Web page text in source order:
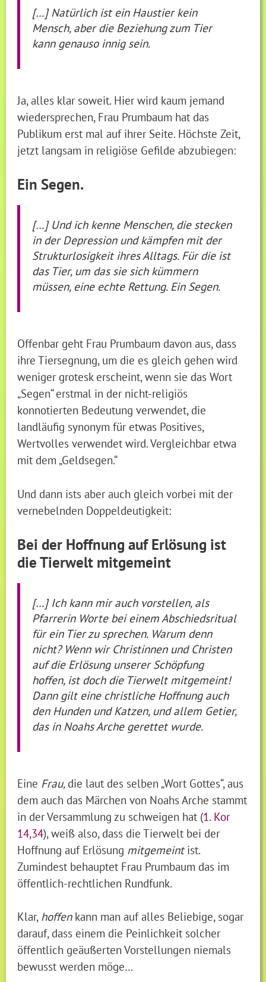
[…] Natürlich ist ein Haustier kein
Mensch, aber die Beziehung zum Tier
kann genauso innig sein.
Ja, alles klar soweit. Hier wird kaum jemand
wiedersprechen, Frau Prumbaum hat das
Publikum erst mal auf ihrer Seite. Höchste Zeit,
jetzt langsam in religiöse Gefilde abzubiegen:
Ein Segen.
[…] Und ich kenne Menschen, die stecken
in der Depression und kämpfen mit der
Strukturlosigkeit ihres Alltags. Für die ist
das Tier, um das sie sich kümmern
müssen, eine echte Rettung. Ein Segen.
Offenbar geht Frau Prumbaum davon aus, dass
ihre Tiersegnung, um die es gleich gehen wird
weniger grotesk erscheint, wenn sie das Wort
„Segen“ erstmal in der nicht-religiös
konnotierten Bedeutung verwendet, die
landläufig synonym für etwas Positives,
Wertvolles verwendet wird. Vergleichbar etwa
mit dem „Geldsegen.“
Und dann ists aber auch gleich vorbei mit der
vernebelnden Doppeldeutigkeit:
Bei der Hoffnung auf Erlösung ist
die Tierwelt mitgemeint
[…] Ich kann mir auch vorstellen, als
Pfarrerin Worte bei einem Abschiedsritual
für ein Tier zu sprechen. Warum denn
nicht? Wenn wir Christinnen und Christen
auf die Erlösung unserer Schöpfung
hoffen, ist doch die Tierwelt mitgemeint!
Dann gilt eine christliche Hoffnung auch
den Hunden und Katzen, und allem Getier,
das in Noahs Arche gerettet wurde.
Eine Frau, die laut des selben „Wort Gottes“, aus
dem auch das Märchen von Noahs Arche stammt
in der Versammlung zu schweigen hat (1. Kor
14,34), weiß also, dass die Tierwelt bei der
Hoffnung auf Erlösung mitgemeint ist.
Zumindest behauptet Frau Prumbaum das im
öffentlich-rechtlichen Rundfunk.
Klar, hoffen kann man auf alles Beliebige, sogar
darauf, dass einem die Peinlichkeit solcher
öffentlich geäußerten Vorstellungen niemals
bewusst werden möge…